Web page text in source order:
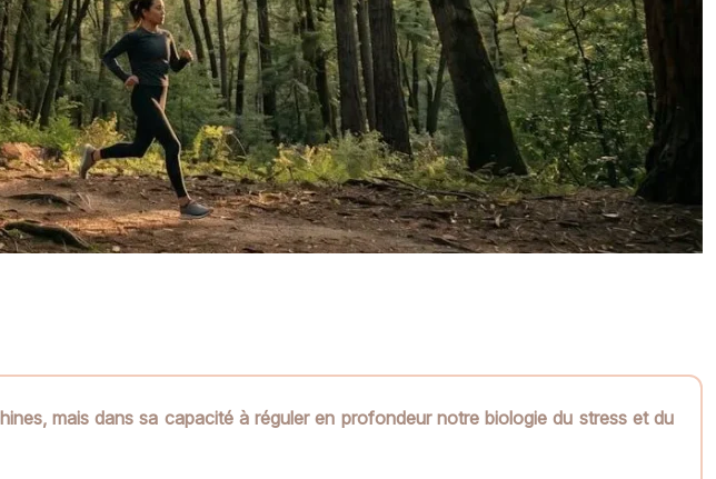
mais dans sa capacité à réguler en profondeur notre biologie du stress et du